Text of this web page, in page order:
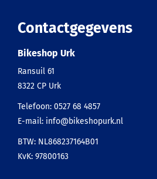
Contactgegevens
Bikeshop Urk
Ransuil 61
8322 CP Urk
Telefoon: 0527 68 4857
E-mail: info@bikeshopurk.nl
BTW: NL868237164B01
KvK: 97800163